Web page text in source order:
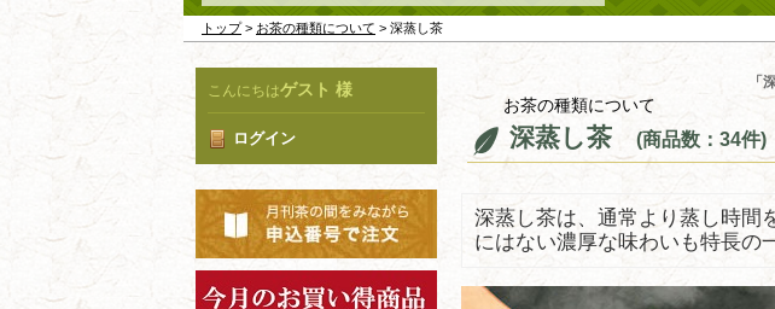
トップ> お茶の種類について > 深蒸し茶
こんにちはゲスト 様
ログイン
「
お茶の種類について
深蒸し茶 (商品数：34件)
深蒸し茶は、通常より蒸し時間
にはない濃厚な味わいも特長の